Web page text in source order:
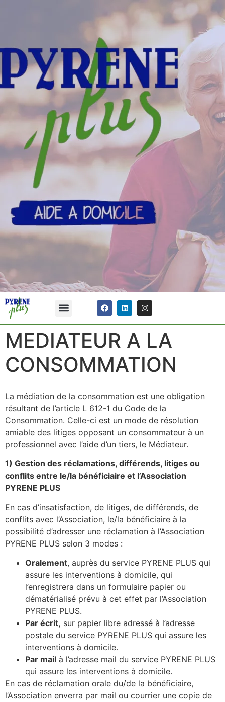
MEDIATEUR A LA
CONSOMMATION
La médiation de la consommation est une obligation
résultant de l’article L 612-1 du Code de la
Consommation. Celle-ci est un mode de résolution
amiable des litiges opposant un consommateur à un
professionnel avec l’aide d’un tiers, le Médiateur.
1) Gestion des réclamations, différends, litiges ou
conflits entre le/la bénéficiaire et l’Association
PYRENE PLUS
En cas d’insatisfaction, de litiges, de différends, de
conflits avec l’Association, le/la bénéficiaire à la
possibilité d’adresser une réclamation à l’Association
PYRENE PLUS selon 3 modes :
Oralement, auprès du service PYRENE PLUS qui
assure les interventions à domicile, qui
l’enregistrera dans un formulaire papier ou
dématérialisé prévu à cet effet par l’Association
PYRENE PLUS.
Par écrit, sur papier libre adressé à l’adresse
postale du service PYRENE PLUS qui assure les
interventions à domicile.
Par mail à l’adresse mail du service PYRENE PLUS
qui assure les interventions à domicile.
En cas de réclamation orale du/de la bénéficiaire,
l’Association enverra par mail ou courrier une copie de